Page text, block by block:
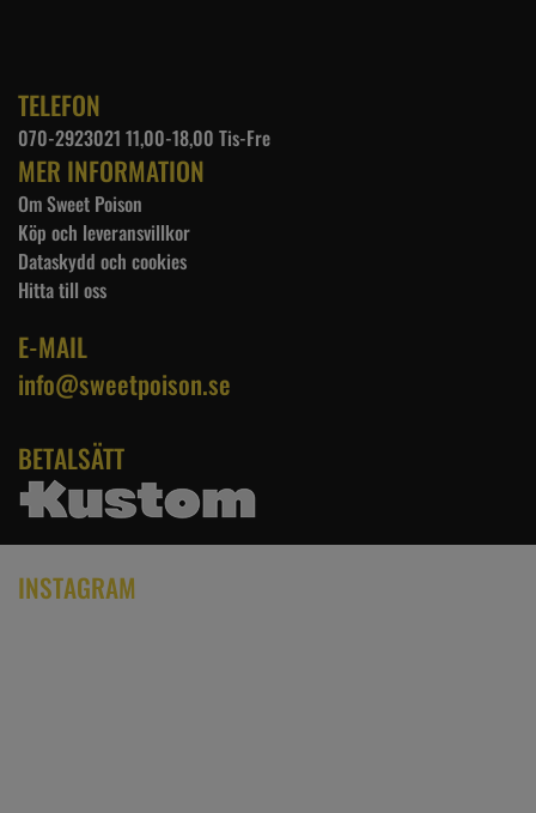
TELEFON
070-2923021 11,00-18,00 Tis-Fre
MER INFORMATION
Om Sweet Poison
Köp och leveransvillkor
Dataskydd och cookies
Hitta till oss
E-MAIL
info@sweetpoison.se
BETALSÄTT
INSTAGRAM